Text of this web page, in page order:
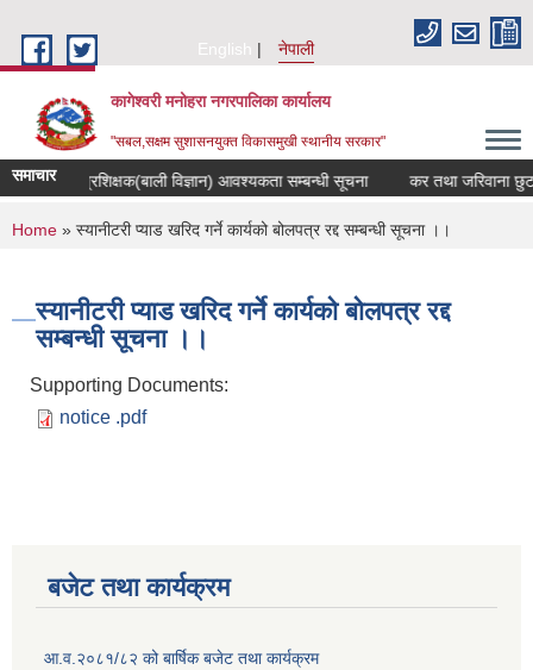
English
नेपाली
कागेश्वरी मनोहरा नगरपालिका कार्यालय
"सबल,सक्षम सुशासनयुक्त विकासमुखी स्थानीय सरकार"
समाचारमा प्रशिक्षक(बाली विज्ञान) आवश्यकता सम्बन्धी सूचना कर तथा जरिवाना छुट
You are here
Home » स्यानीटरी प्याड खरिद गर्ने कार्यको बोलपत्र रद्द सम्बन्धी सूचना ।।
स्यानीटरी प्याड खरिद गर्ने कार्यको बोलपत्र रद्द
सम्बन्धी सूचना ।।
Supporting Documents:
notice .pdf
बजेट तथा कार्यक्रम
आ.व.२०८१/८२ को बार्षिक बजेट तथा कार्यक्रम